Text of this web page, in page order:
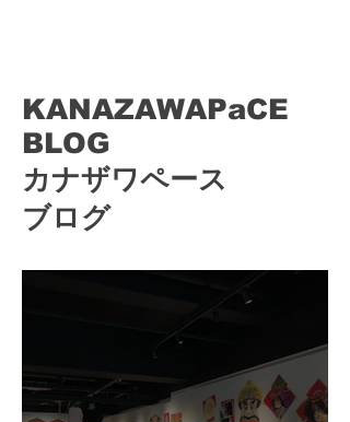
​KANAZAWAPaCE
BLOG
​カナザワペース
ブログ